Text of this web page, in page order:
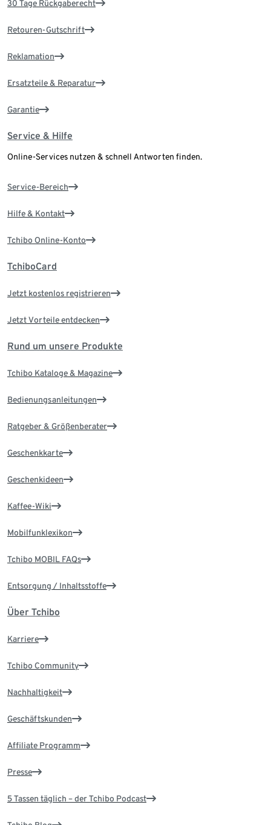
30 Tage Rückgaberecht
Retouren-Gutschrift
Reklamation
Ersatzteile & Reparatur
Garantie
Service & Hilfe
Online-Services nutzen & schnell Antworten finden.
Service-Bereich
Hilfe & Kontakt
Tchibo Online-Konto
TchiboCard
Jetzt kostenlos registrieren
Jetzt Vorteile entdecken
Rund um unsere Produkte
Tchibo Kataloge & Magazine
Bedienungsanleitungen
Ratgeber & Größenberater
Geschenkkarte
Geschenkideen
Kaffee-Wiki
Mobilfunklexikon
Tchibo MOBIL FAQs
Entsorgung / Inhaltsstoffe
Über Tchibo
Karriere
Tchibo Community
Nachhaltigkeit
Geschäftskunden
Affiliate Programm
Presse
5 Tassen täglich – der Tchibo Podcast